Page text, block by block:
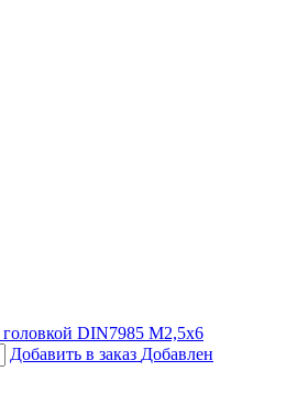
DIN7985 M2,5х6
Добавить в заказ Добавлен